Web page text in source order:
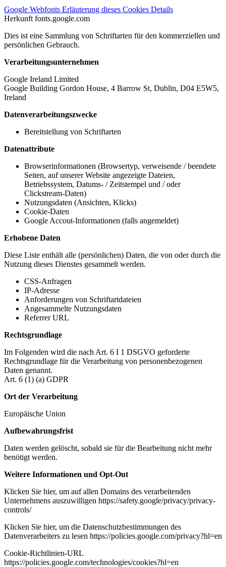
Google Webfonts Erläuterung dieses Cookies Details
Herkunft fonts.google.com
Dies ist eine Sammlung von Schriftarten für den kommerziellen und
persönlichen Gebrauch.
Verarbeitungsunternehmen
Google Ireland Limited
Google Building Gordon House, 4 Barrow St, Dublin, D04 E5W5,
Ireland
Datenverarbeitungszwecke
Bereitstellung von Schriftarten
Datenattribute
Browserinformationen (Browsertyp, verweisende / beendete
Seiten, auf unserer Website angezeigte Dateien,
Betriebssystem, Datums- / Zeitstempel und / oder
Clickstream-Daten)
Nutzungsdaten (Ansichten, Klicks)
Cookie-Daten
Google Accout-Informationen (falls angemeldet)
Erhobene Daten
Diese Liste enthält alle (persönlichen) Daten, die von oder durch die
Nutzung dieses Dienstes gesammelt werden.
CSS-Anfragen
IP-Adresse
Anforderungen von Schriftartdateien
Angesammelte Nutzungsdaten
Referrer URL
Rechtsgrundlage
Im Folgenden wird die nach Art. 6 I 1 DSGVO geforderte
Rechtsgrundlage für die Verarbeitung von personenbezogenen
Daten genannt.
Art. 6 (1) (a) GDPR
Ort der Verarbeitung
Europäische Union
Aufbewahrungsfrist
Daten werden gelöscht, sobald sie für die Bearbeitung nicht mehr
benötigt werden.
Weitere Informationen und Opt-Out
Klicken Sie hier, um auf allen Domains des verarbeitenden
Unternehmens auszuwilligen https://safety.google/privacy/privacy-
controls/
Klicken Sie hier, um die Datenschutzbestimmungen des
Datenverarbeiters zu lesen https://policies.google.com/privacy?hl=en
Cookie-Richtlinien-URL
https://policies.google.com/technologies/cookies?hl=en